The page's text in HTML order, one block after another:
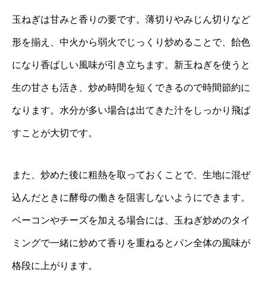
玉ねぎは甘みと香りの要です。薄切りやみじん切りなど
形を揃え、中火から弱火でじっくり炒めることで、飴色
になり香ばしい風味が引き立ちます。新玉ねぎを使うと
生の甘さも活き、炒め時間を短くできるので時間節約に
なります。水分が多い場合は出てきた汁をしっかり飛ば
すことが大切です。
また、炒めた後に粗熱を取っておくことで、生地に混ぜ
込んだときに酵母の働きを阻害しないようにできます。
ベーコンやチーズを加える場合には、玉ねぎ炒めのタイ
ミングで一緒に炒めて香りを重ねるとパン全体の風味が
格段に上がります。